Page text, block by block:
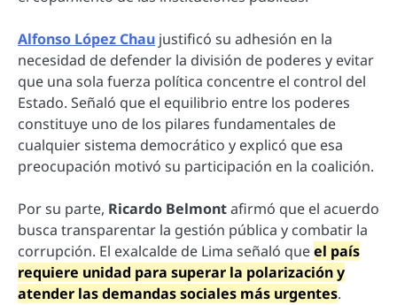
Alfonso López Chau justificó su adhesión en la
necesidad de defender la división de poderes y evitar
que una sola fuerza política concentre el control del
Estado. Señaló que el equilibrio entre los poderes
constituye uno de los pilares fundamentales de
cualquier sistema democrático y explicó que esa
preocupación motivó su participación en la coalición.
Por su parte, Ricardo Belmontafirmó que el acuerdo
busca transparentar la gestión pública y combatir la
corrupción. El exalcalde de Lima señaló queel país
requiere unidad para superar la polarización y
atender las demandas sociales más urgentes.